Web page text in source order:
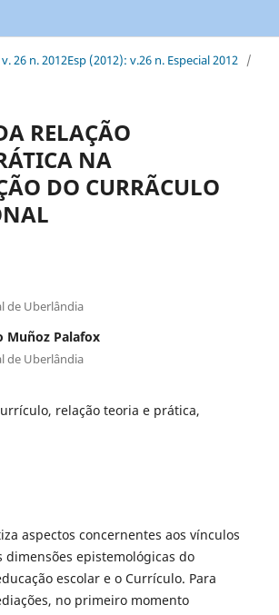
v. 26 n. 2012Esp (2012): v.26 n. Especial 2012 /
RELAÇÃO
NA
DO CURRÃCULO
de Uberlândia
Muñoz Palafox
de Uberlândia
relação teoria e prática,
aspectos concernentes aos vínculos
dimensões epistemológicas do
escolar e o Currículo. Para
no primeiro momento